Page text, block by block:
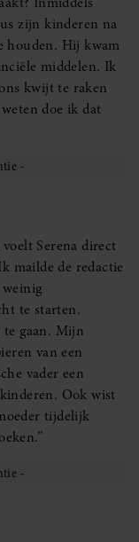
zijn kinderen na
houden. Hij kwam
middelen. Ik
kwijt te raken
doe ik dat
Serena direct
mailde de redactie
te starten.
gaan. Mijn
van een
vader een
Ook wist
tijdelijk